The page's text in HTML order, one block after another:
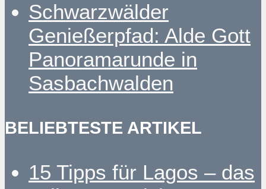
Schwarzwälder
Genießerpfad: Alde Gott
Panoramarunde in
Sasbachwalden
BELIEBTESTE ARTIKEL
15 Tipps für Lagos – das